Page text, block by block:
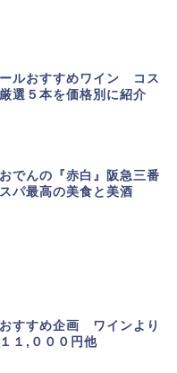
ルおすすめワイン コス
選５本を価格別に紹介
でんの『赤白』阪急三番
パ最高の美食と美酒
すすめ企画 ワインより
１,０００円他